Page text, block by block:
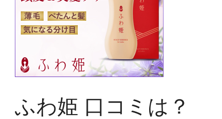
ふわ姫 口コミは？